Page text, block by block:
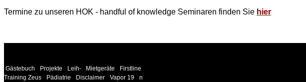
Termine zu unseren HOK - handful of knowledge Seminaren finden Sie hier
Gästebuch Projekte Leih- Mietgeräte
Firstline
Training Zeus
Pädiatrie Disclaimer Vapor 19
n